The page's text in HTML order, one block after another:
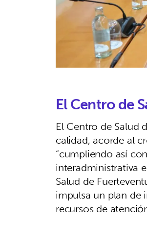
El Centro de
El Centro de Salud
calidad, acorde al
“cumpliendo así
interadministrativa
Salud de
impulsa un plan de
recursos de